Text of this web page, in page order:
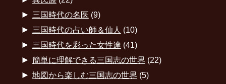
► 三国時代の名医 (9)
► 三国時代の占い師＆仙人 (10)
► 三国時代を彩った女性達 (41)
► 簡単に理解できる三国志の世界 (22)
► 地図から楽しむ三国志の世界 (5)